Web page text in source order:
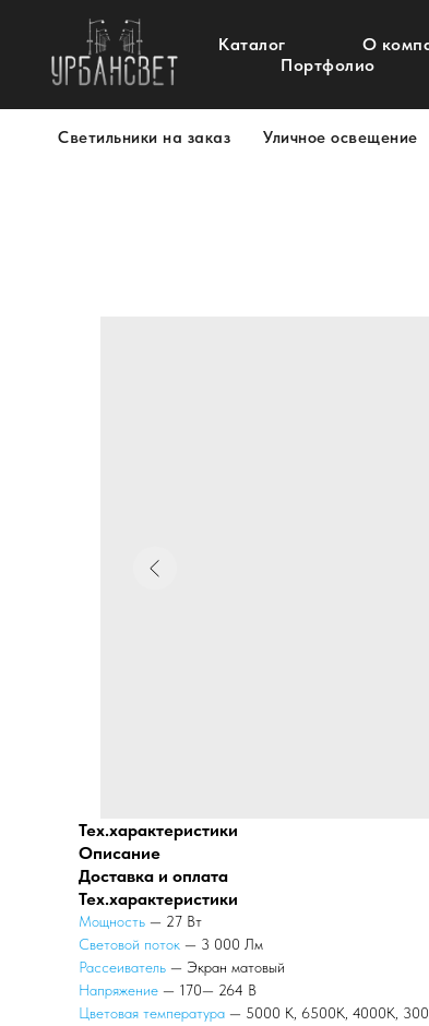
Каталог О
Портфолио
Светильники на заказ Уличное освещение
Тех.характеристики
Описание
Доставка и оплата
Тех.характеристики
Мощность — 27 Вт
Световой поток — 3 000 Лм
Рассеиватель — Экран матовый
Напряжение — 170— 264 В
Цветовая температура — 5000 К, 6500К, 4000К,